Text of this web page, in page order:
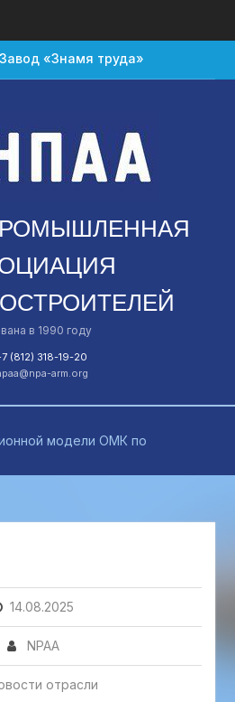
Завод «Знамя труда»
признать
Петербурге
с октября
апрель
зафиксировали спад в
промышленности
в 1990 году
(812) 318-19-20
arm.org
модели ОМК по
14.08.2025
NPAA
отрасли